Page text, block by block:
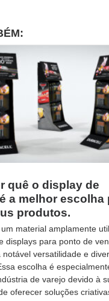
quê o display de
a melhor escolha
produtos.
material amplamente
displays para ponto de
notável versatilidade e
escolha é
de varejo devido à
oferecer soluções